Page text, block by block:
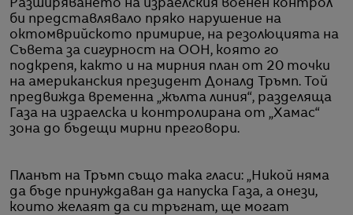
Разширяването на израелския военен контрол
би представлявало пряко нарушение на
октомврийското примирие, на резолюцията на
Съвета за сигурност на ООН, която го
подкрепя, както и на мирния план от 20 точки
на американския президент Доналд Тръмп. Той
предвижда временна „жълта линия“, разделяща
Газа на израелска и контролирана от „Хамас“
зона до бъдещи мирни преговори.
Планът на Тръмп също така гласи: „Никой няма
да бъде принуждаван да напуска Газа, а онези,
които желаят да си тръгнат, ще могат